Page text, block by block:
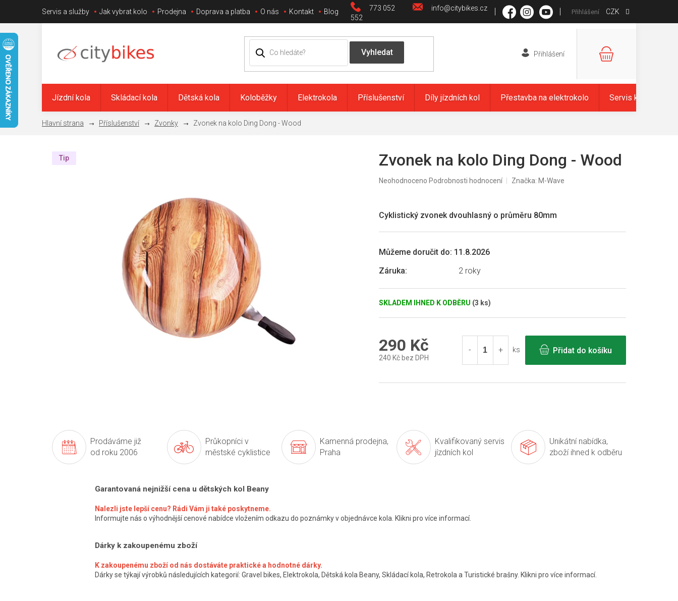
obsah
773 052
552
info@citybikes.cz
Servis a služby Jak vybrat kolo Prodejna Doprava a platba O nás Kontakt Blog CZK
Přihlášení
NÁKUPNÍ
Jízdní kola Skládací kola Dětská kola Koloběžky Elektrokola Příslušenství Díly jízdních kol Přestavba na elektrokolo Servis kol
Příslušenství Zvonky Zvonek na kolo Ding Dong - Wood
Tip
SKLADEM IHNED K ODBĚRU (3 ks)
Můžeme doručit do: 11.8.2026
Záruka: 2 roky
Cyklistický zvonek dvouhlasný o průměru 80mm
Zvonek na kolo Ding Dong - Wood
Průměrné
0,0
5
Neohodnoceno Podrobnosti hodnocení Značka: M-Wave
290 Kč
240 Kč bez DPH
ks Přidat do košíku
Prodáváme již
od roku 2006
Průkopníci v
městské cyklistice
Kamenná prodejna,
Praha
Kvalifikovaný servis
jízdních kol
Unikátní nabídka,
zboží ihned k odběru
Garantovaná nejnižší cena u dětských kol Beany
Nalezli jste lepší cenu? Rádi Vám ji také poskytneme.
Informujte nás o výhodnější cenové nabídce vložením odkazu do poznámky v objednávce kola. Klikni pro více informací.
Dárky k zakoupenému zboží
K zakoupenému zboží od nás dostáváte praktické a hodnotné dárky.
Dárky se týkají výrobků následujících kategorií: Gravel bikes, Elektrokola, Dětská kola Beany, Skládací kola, Retrokola a Turistické brašny. Klikni pro více informací.